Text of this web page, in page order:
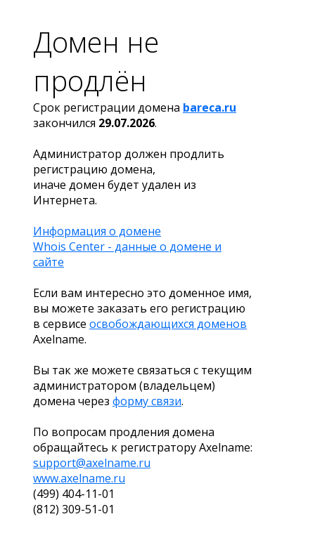
Домен не
продлён
Срок регистрации домена bareca.ru
закончился 29.07.2026.
Администратор должен продлить
регистрацию домена,
иначе домен будет удален из
Интернета.
Информация о домене
Whois Center - данные о домене и
сайте
Если вам интересно это доменное имя,
вы можете заказать его регистрацию
в сервисе освобождающихся доменов
Axelname.
Вы так же можете связаться с текущим
администратором (владельцем)
домена через форму связи.
По вопросам продления домена
обращайтесь к регистратору Axelname:
support@axelname.ru
www.axelname.ru
(499) 404-11-01
(812) 309-51-01